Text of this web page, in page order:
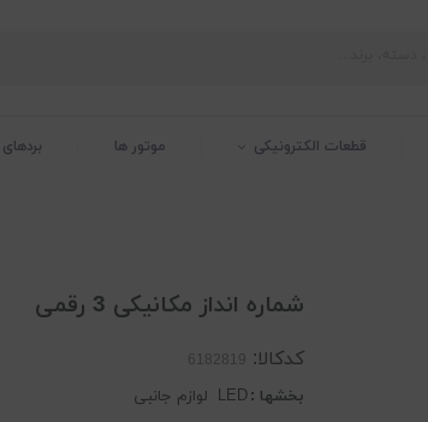
قطعات الکترونیکی موتور ها بردهای
شماره انداز مکانیکی 3 رقمی
کدکالا:
بخشها :LED لوازم جانبی